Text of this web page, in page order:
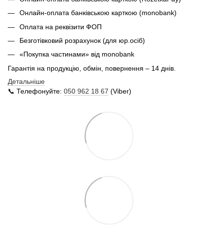
Онлайн-оплата банківською карткою (monobank)
Оплата на реквізити ФОП
Безготівковий розрахунок (для юр.осіб)
«Покупка частинами» від monobank
Гарантія на продукцію, обмін, повернення – 14 днів.
Детальніше
📞 Телефонуйте: 050 962 18 67 (Viber)